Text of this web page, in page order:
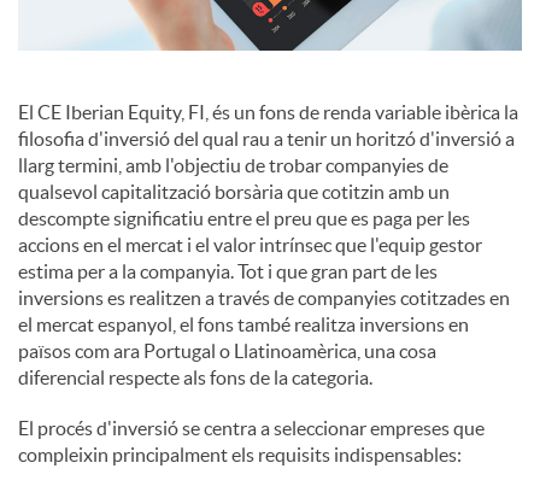
r
d
e
c
o
n
El CE Iberian Equity, FI, és un fons de renda variable ibèrica la
filosofia d'inversió del qual rau a tenir un horitzó d'inversió a
llarg termini, amb l'objectiu de trobar companyies de
qualsevol capitalització borsària que cotitzin amb un
descompte significatiu entre el preu que es paga per les
accions en el mercat i el valor intrínsec que l'equip gestor
estima per a la companyia. Tot i que gran part de les
inversions es realitzen a través de companyies cotitzades en
el mercat espanyol, el fons també realitza inversions en
països com ara Portugal o Llatinoamèrica, una cosa
diferencial respecte als fons de la categoria.
El procés d'inversió se centra a seleccionar empreses que
compleixin principalment els requisits indispensables: